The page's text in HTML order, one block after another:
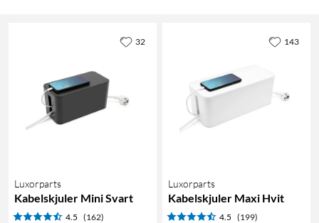
Luxorparts
Kabelskjuler Mini Svart
4.5 (162)
32
Luxorparts
Kabelskjuler Maxi Hvit
4.5 (199)
143